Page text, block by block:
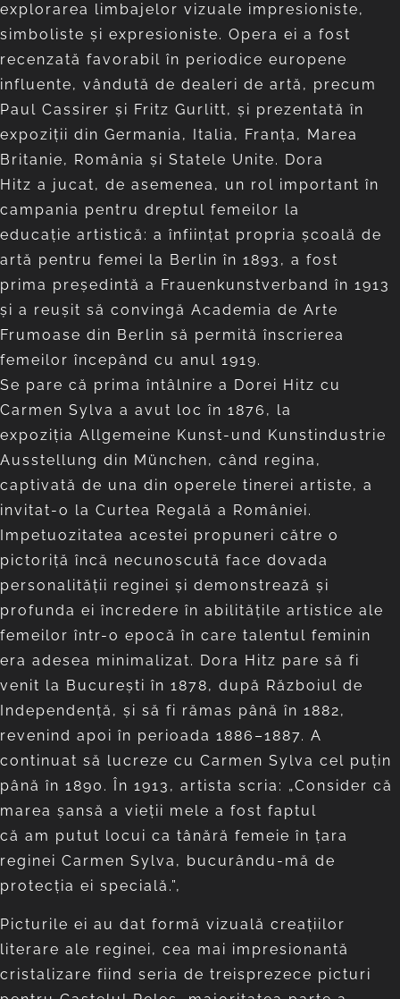
explorarea limbajelor vizuale impresioniste,
simboliste și expresioniste. Opera ei a fost
recenzată favorabil în periodice europene
influente, vândută de dealeri de artă, precum
Paul Cassirer și Fritz Gurlitt, și prezentată în
expoziții din Germania, Italia, Franța, Marea
Britanie, România și Statele Unite. Dora
Hitz a jucat, de asemenea, un rol important în
campania pentru dreptul femeilor la
educație artistică: a înființat propria școală de
artă pentru femei la Berlin în 1893, a fost
prima președintă a Frauenkunstverband în 1913
și a reușit să convingă Academia de Arte
Frumoase din Berlin să permită înscrierea
femeilor începând cu anul 1919.
Se pare că prima întâlnire a Dorei Hitz cu
Carmen Sylva a avut loc în 1876, la
expoziția Allgemeine Kunst-und Kunstindustrie
Ausstellung din München, când regina,
captivată de una din operele tinerei artiste, a
invitat-o la Curtea Regală a României.
Impetuozitatea acestei propuneri către o
pictoriță încă necunoscută face dovada
personalității reginei și demonstrează și
profunda ei încredere în abilitățile artistice ale
femeilor într-o epocă în care talentul feminin
era adesea minimalizat. Dora Hitz pare să fi
venit la București în 1878, după Războiul de
Independență, și să fi rămas până în 1882,
revenind apoi în perioada 1886–1887. A
continuat să lucreze cu Carmen Sylva cel puțin
până în 1890. În 1913, artista scria: „Consider că
marea șansă a vieții mele a fost faptul
că am putut locui ca tânără femeie în țara
reginei Carmen Sylva, bucurându-mă de
protecția ei specială.”,
Picturile ei au dat formă vizuală creațiilor
literare ale reginei, cea mai impresionantă
cristalizare fiind seria de treisprezece picturi